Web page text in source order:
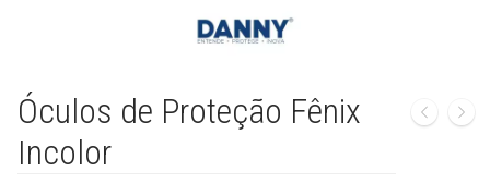
Óculos de Proteção Fênix
Incolor